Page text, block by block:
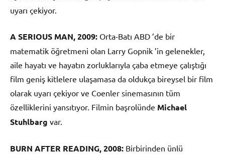
uyarı çekiyor.
A SERIOUS MAN, 2009: Orta-Batı ABD ’de bir
matematik öğretmeni olan Larry Gopnik ’in gelenekler,
aile hayatı ve hayatın zorluklarıyla çaba etmeye çalıştığı
film geniş kitlelere ulaşamasa da oldukça bireysel bir film
olarak uyarı çekiyor ve Coenler sinemasının tüm
özelliklerini yansıtıyor. Filmin başrolünde Michael
Stuhlbarg var.
BURN AFTER READING, 2008: Birbirinden ünlü